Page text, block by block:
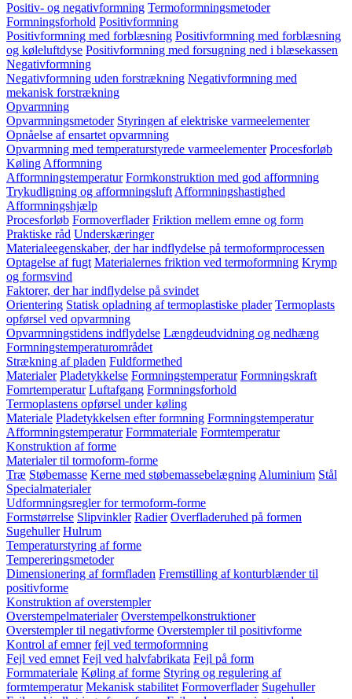
Positiv- og negativformning Termoformningsmetoder
Formningsforhold Positivformning
Positivformning med forblæsning Positivformning med forblæsning
og køleluftdyse Positivformning med forsugning ned i blæsekassen
Negativformning
Negativformning uden forstrækning Negativformning med
mekanisk forstrækning
Opvarmning
Opvarmningsmetoder Styringen af elektriske varmeelementer
Opnåelse af ensartet opvarmning
Opvarmning med temperaturstyrede varmeelementer Procesforløb
Køling Afformning
Afformningstemperatur Formkonstruktion med god afformning
Trykudligning og afformningsluft Afformningshastighed
Afformningshjælp
Procesforløb Formoverflader Friktion mellem emne og form
Praktiske råd Underskæringer
Materialeegenskaber, der har indflydelse på termoformprocessen
Optagelse af fugt Materialernes friktion ved termoformning Krymp
og formsvind
Faktorer, der har indflydelse på svindet
Orientering Statisk opladning af termoplastiske plader Termoplasts
opførsel ved opvarmning
Opvarmningstidens indflydelse Længdeudvidning og nedhæng
Formningstemperaturområdet
Strækning af pladen Fuldformethed
Materialer Pladetykkelse Formningstemperatur Formningskraft
Fomrtemperatur Luftafgang Formningsforhold
Termoplastens opførsel under køling
Materiale Pladetykkelsen efter formning Formningstemperatur
Afformningstemperatur Formmateriale Formtemperatur
Konstruktion af forme
Materialer til tormoform-forme
Træ Støbemasse Kerne med støbemassebelægning Aluminium Stål
Specialmaterialer
Udformningsregler for termoform-forme
Formstørrelse Slipvinkler Radier Overfladeruhed på formen
Sugehuller Hulrum
Temperaturstyring af forme
Tempereringsmetoder
Dimensionering af formfladen Fremstilling af konturblænder til
positivforme
Konstruktion af overstempler
Overstempelmaterialer Overstempelkonstruktioner
Overstempler til negativforme Overstempler til positivforme
Kontrol af emner fejl ved termoformning
Fejl ved emnet Fejl ved halvfabrikata Fejl på form
Formmateriale Køling af forme Styring og regulering af
formtemperatur Mekanisk stabilitet Formoverflader Sugehuller